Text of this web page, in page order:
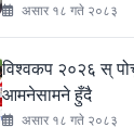
असार १८ गते २०८३
विश्वकप २०२६ स्
आमनेसामने हुँदै
असार १८ गते २०८३